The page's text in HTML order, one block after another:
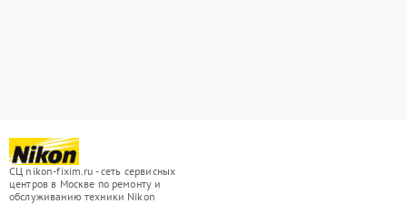
СЦ nikon-fixim.ru - сеть сервисных
центров в Москве по ремонту и
обслуживанию техники Nikon